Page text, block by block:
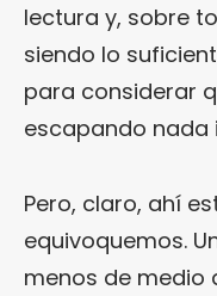
lectura y, sobre
siendo lo
para considerar
escapando nada
Pero, claro, ahí
equivoquemos.
menos de medio